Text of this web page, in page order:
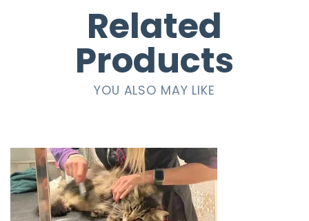
Related
Products
YOU ALSO MAY LIKE